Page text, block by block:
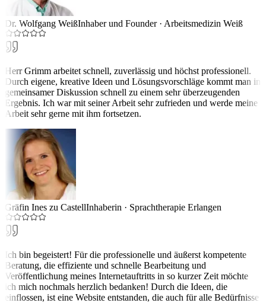
Dr. Wolfgang WeißInhaber und Founder· Arbeitsmedizin Weiß
Herr Grimm arbeitet schnell, zuverlässig und höchst professionell.
Durch eigene, kreative Ideen und Lösungsvorschläge kommt man in
gemeinsamer Diskussion schnell zu einem sehr überzeugenden
Ergebnis. Ich war mit seiner Arbeit sehr zufrieden und werde meine
Arbeit sehr gerne mit ihm fortsetzen.
Gräfin Ines zu CastellInhaberin · Sprachtherapie Erlangen
Ich bin begeistert! Für die professionelle und äußerst kompetente
Beratung, die effiziente und schnelle Bearbeitung und
Veröffentlichung meines Internetauftritts in so kurzer Zeit möchte
ich mich nochmals herzlich bedanken! Durch die Ideen, die
einflossen, ist eine Website entstanden, die auch für alle Bedürfnisse